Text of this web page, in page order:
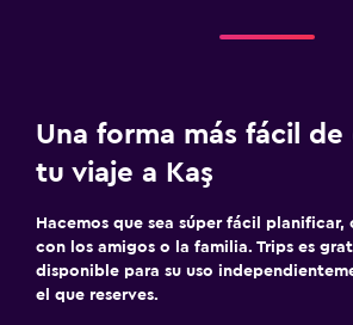
Una forma más fácil
tu viaje a Kaş
Hacemos que sea súper fácil
con los amigos o la familia. Trips es
disponible para su uso
el que reserves.